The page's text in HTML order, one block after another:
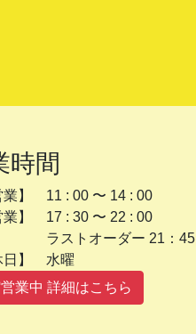
時間
業】 11 : 00 〜 14 : 00
業】 17 : 30 〜 22 : 00
トオーダー 21：45
休日】 水曜
業中 詳細はこちら